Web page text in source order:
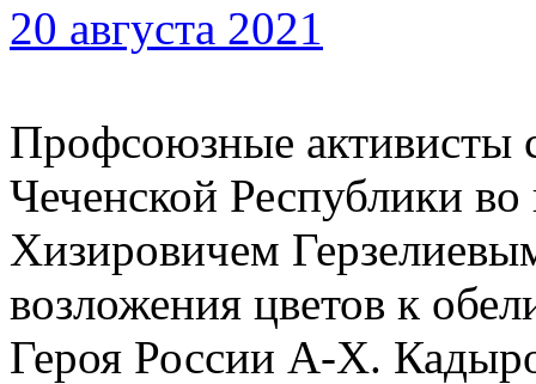
20 августа 2021
Профсоюзные активисты
Чеченской Республики во
Хизировичем
возложения цветов к
Героя России А-Х.